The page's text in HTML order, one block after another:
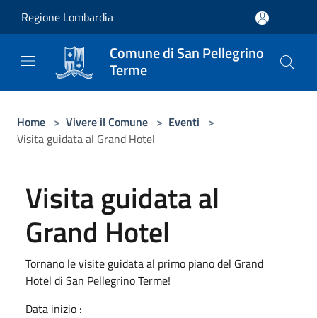
Regione Lombardia
Comune di San Pellegrino
Terme
Home > Vivere il Comune > Eventi >
Visita guidata al Grand Hotel
Visita guidata al
Grand Hotel
Tornano le visite guidata al primo piano del Grand
Hotel di San Pellegrino Terme!
Data inizio :